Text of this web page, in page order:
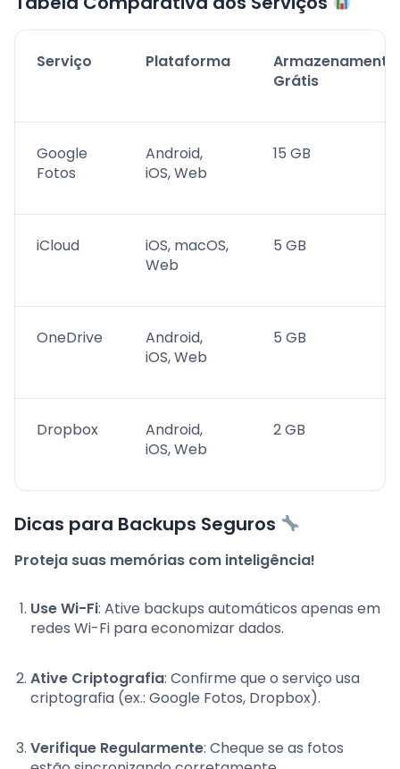
Serviço Plataforma
Armazenamento
Grátis
Google
Fotos
Android,
iOS, Web
15 GB
iCloud
iOS, macOS,
Web
5 GB
OneDrive
Android,
iOS, Web
5 GB
Dropbox
Android,
iOS, Web
2 GB
Dicas para Backups Seguros
Proteja suas memórias com inteligência!
Use Wi-Fi: Ative backups automáticos apenas em
redes Wi-Fi para economizar dados.
Ative Criptografia: Confirme que o serviço usa
criptografia (ex.: Google Fotos, Dropbox).
Verifique Regularmente: Cheque se as fotos